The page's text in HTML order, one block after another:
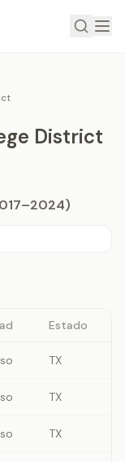
District
Estado
TX
TX
TX